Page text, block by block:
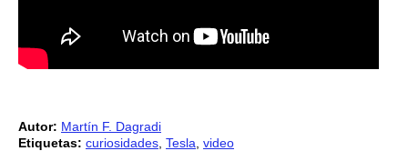
Autor: Martín F. Dagradi
Etiquetas: curiosidades Tesla video